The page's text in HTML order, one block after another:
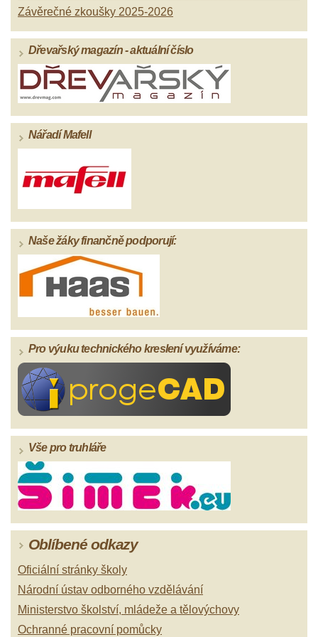
Závěrečné zkoušky 2025-2026
Dřevařský magazín - aktuální číslo
Nářadí Mafell
Naše žáky finančně podporují:
Pro výuku technického kreslení využíváme:
Vše pro truhláře
Oblíbené odkazy
Oficiální stránky školy
Národní ústav odborného vzdělávání
Ministerstvo školství, mládeže a tělovýchovy
Ochranné pracovní pomůcky